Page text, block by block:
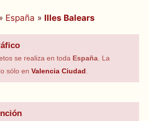
España » Illes Balears
se realiza en toda España . La
sólo en Valencia Ciudad